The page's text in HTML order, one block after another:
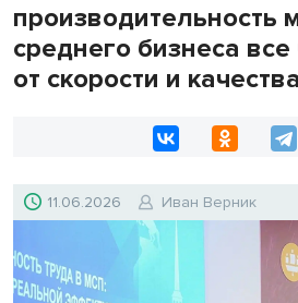
производительность
среднего бизнеса
от скорости и
11.06.2026 Иван Верник